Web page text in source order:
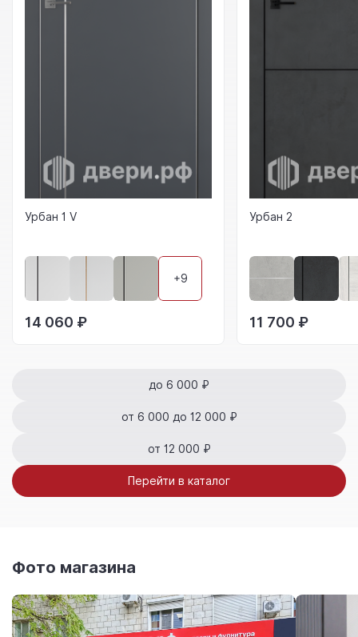
Урбан 1 V
+9
14 060 ₽
Урбан 2
11 700 ₽
до 6 000 ₽
от 6 000 до 12 000 ₽
от 12 000 ₽
Перейти в каталог
Фото магазина